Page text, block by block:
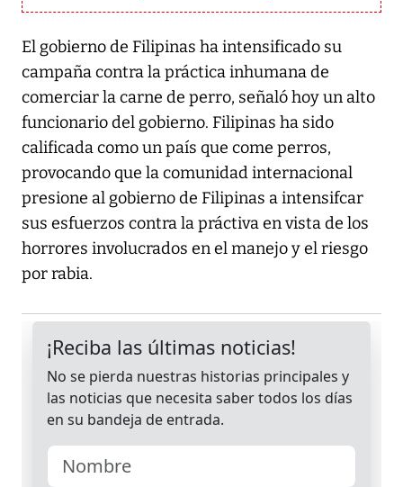
El gobierno de Filipinas ha intensificado su
campaña contra la práctica inhumana de
comerciar la carne de perro, señaló hoy un alto
funcionario del gobierno. Filipinas ha sido
calificada como un país que come perros,
provocando que la comunidad internacional
presione al gobierno de Filipinas a intensifcar
sus esfuerzos contra la práctiva en vista de los
horrores involucrados en el manejo y el riesgo
por rabia.